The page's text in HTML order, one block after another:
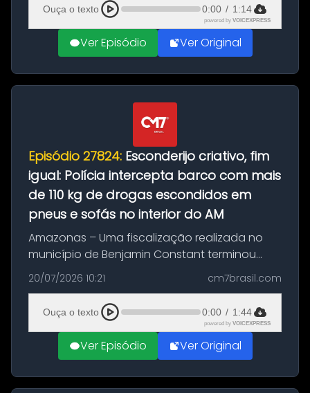
Ouça o texto 0:00 / 1:14
powered by VOICEXPRESS
Ver Episódio Ver Original
Episódio 27824: Esconderijo criativo, fim
igual: Polícia intercepta barco com mais
de 110 kg de drogas escondidos em
pneus e sofás no interior do AM
Amazonas – Uma fiscalização realizada no
município de Benjamin Constant terminou
com a apreensão de aproximadamente 115
quilos de entorpecentes em uma
embarcação atracada no porto da cidade. O
materia...
20/07/2026 10:21 cm7brasil.com
Ouça o texto 0:00 / 1:44
powered by VOICEXPRESS
Ver Episódio Ver Original